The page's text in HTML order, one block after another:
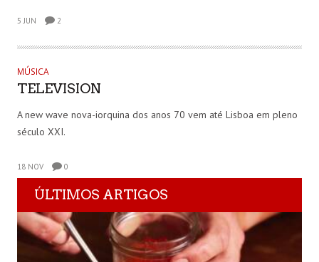
5 JUN 2
MÚSICA
TELEVISION
A new wave nova-iorquina dos anos 70 vem até Lisboa em pleno
século XXI.
18 NOV 0
ÚLTIMOS ARTIGOS